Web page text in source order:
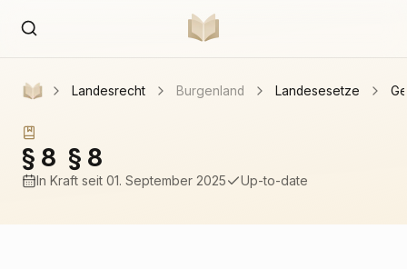
Landesrecht Burgenland Landesesetze
§ 8 § 8
In Kraft seit 01. September 2025 Up-to-date